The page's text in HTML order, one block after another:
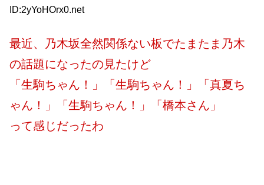
ID:2yYoHOrx0.net
最近、乃木坂全然関係ない板でたまたま乃木
の話題になったの見たけど
「生駒ちゃん！」「生駒ちゃん！」「真夏ち
ゃん！」「生駒ちゃん！」「橋本さん」
って感じだったわ